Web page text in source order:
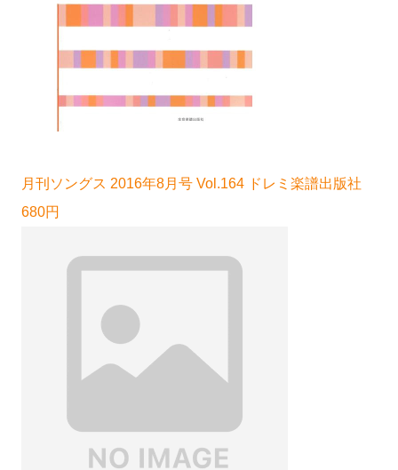
月刊ソングス 2016年8月号 Vol.164 ドレミ楽譜出版社
680円